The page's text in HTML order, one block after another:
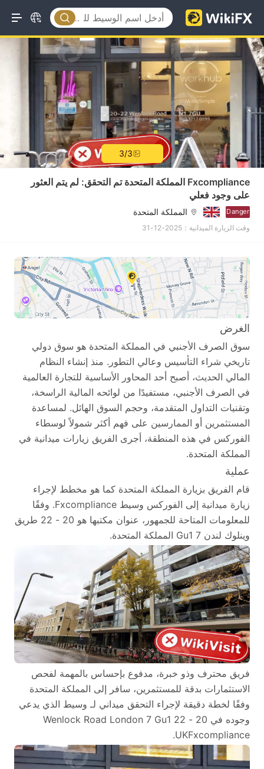
3/3
Fxcompliance المملكة المتحدة تم التحقق: لم يتم العثور
على وجود فعلي
Danger المملكة المتحدة
وقت الزيارة الميدانية：2025-12-31
الغرض
سوق الصرف الأجنبي في المملكة المتحدة هو سوق دولي
تاريخي شراء التأسيس وعالي التطور. منذ إنشاء النظام
المالي الحديث، أصبح أحد المحاور الأساسية للتجارة العالمية
في الصرف الأجنبي، مستفيدًا من لوائحه المالية الراسخة،
وتقنيات التداول المتقدمة، وحجم السوق الهائل. لمساعدة
المستثمرين أو الممارسين على فهم أكثر شمولاً لوسطاء
الفوركس في هذه المنطقة، أجرى الفريق زيارات ميدانية في
المملكة المتحدة.
عملية
قام الفريق بزيارة المملكة المتحدة كما هو مخطط لإجراء
زيارة ميدانية إلى الفوركس وسيط Fxcompliance. وفقًا
للمعلومات المتاحة للجمهور، عنوان مكتبها هو 20 - 22 طريق
وينلوك لندن 7 Gu1 المملكة المتحدة.
فريق محترف وذو خبرة، مدفوع بإحساس بالمهمة لفحص
الاستثمارات بدقة للمستثمرين، سافر إلى المملكة المتحدة
وفقًا لخطة دقيقة لإجراء التحقق ميداني لـ وسيط الذي يدعي
وجوده في 20 - 22 Wenlock Road London 7 Gu1
UKFxcompliance.